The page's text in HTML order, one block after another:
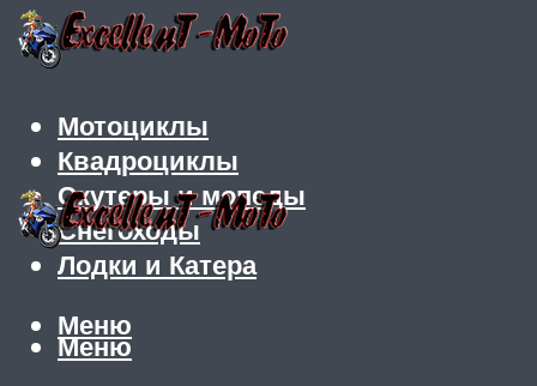
Мотоциклы
Квадроциклы
Скутеры и мопеды
Снегоходы
Лодки и Катера
Меню
Меню